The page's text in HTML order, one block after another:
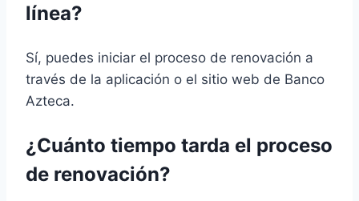
línea?
Sí, puedes iniciar el proceso de renovación a
través de la aplicación o el sitio web de Banco
Azteca.
¿Cuánto tiempo tarda el proceso
de renovación?